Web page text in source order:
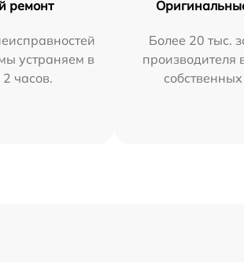
ремонт
устраняем в
часов.
Более 20 тыс.
производителя